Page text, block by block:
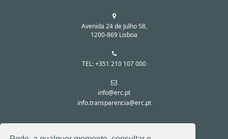
Avenida 24 de Julho 58,
1200-869 Lisboa
TEL: +351 210 107 000
info@erc.pt
info.transparencia@erc.pt